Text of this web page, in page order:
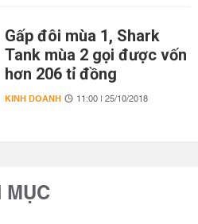
Gấp đôi mùa 1, Shark
Tank mùa 2 gọi được vốn
hơn 206 tỉ đồng
KINH DOANH 11:00 | 25/10/2018
MỤC